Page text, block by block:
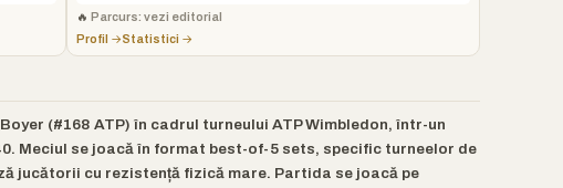
🔥 Parcurs: vezi editorial
Profil →Statistici →
(#168 ATP) în cadrul turneului ATP Wimbledon, într-un
Meciul se joacă în format best-of-5 sets, specific turneelor de
jucătorii cu rezistență fizică mare. Partida se joacă pe